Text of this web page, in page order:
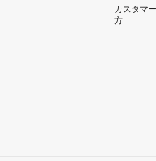
カスタマ
方